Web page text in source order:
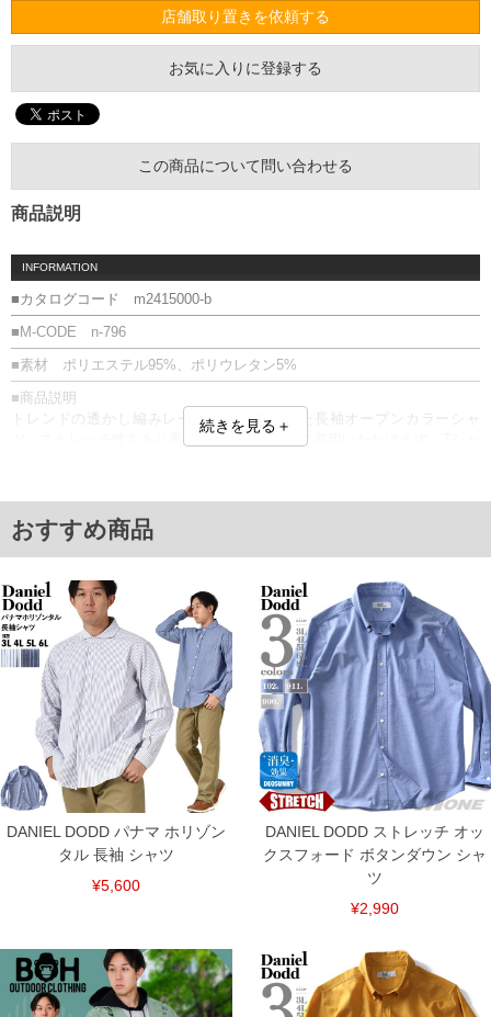
店舗取り置きを依頼する
お気に入りに登録する
この商品について問い合わせる
商品説明
INFORMATION
■カタログコード m2415000-b
■M-CODE n-796
■素材 ポリエステル95%、ポリウレタン5%
■商品説明
トレンドの透かし編みレース生地を使用した長袖オープンカラーシャ
ツ。ストレッチ性もあり着心地も良く、気軽に着用いただけます。Tシャ
サイズ/肩幅/袖丈/胸囲/着丈
3L/59/59/132/78
5L/63/61/144/82
6L/65/62/150/84
単位はcm
※【返品交換について】
返品交換希望の方は、商品到着後1週間以内にご連絡ください。
下着(肌着)やワイシャツは商品の性質上、返品交換不可とさせて頂いております。予め
ご了承くださいませ。
※【ボトムの裾上げをご希望の場合】
裾上げ料金は500円+税となります。
備考欄に股下●cmとご記入下さい。（裾上げ無料対象商品は1本につき税込6,000円以
上の品が対象。1本5,999円以下の商品は有料（500円+税）となります。）
出荷まで約1週間～20日間程お時間を頂く場合がございます。
尚、裾上げした商品は返品・交換不可となりますので、予めご了承下さい。
一部、お直しに対応出来ない商品がございます。(例：裾にファスナーや調節ひもが付
※商品によって若干のサイズの誤差がございます。また、お客様がご使用の環境（コ
※当店での掲載商品は、実店鋪と在庫を共用しておりますので店頭での売り違い、店
舗からのお取り寄せ等により、お客様にご迷惑をお掛けしてしまう場合がございま
す。そのようなことがない様最大限に努めておりますが、もしあった場合速やかにご
連絡させて頂きますので予めご了承ください。
続きを見る＋
おすすめ商品
DANIEL DODD パナマ ホリゾン
タル 長袖 シャツ
¥5,600
DANIEL DODD ストレッチ オッ
クスフォード ボタンダウン シャ
ツ
¥2,990